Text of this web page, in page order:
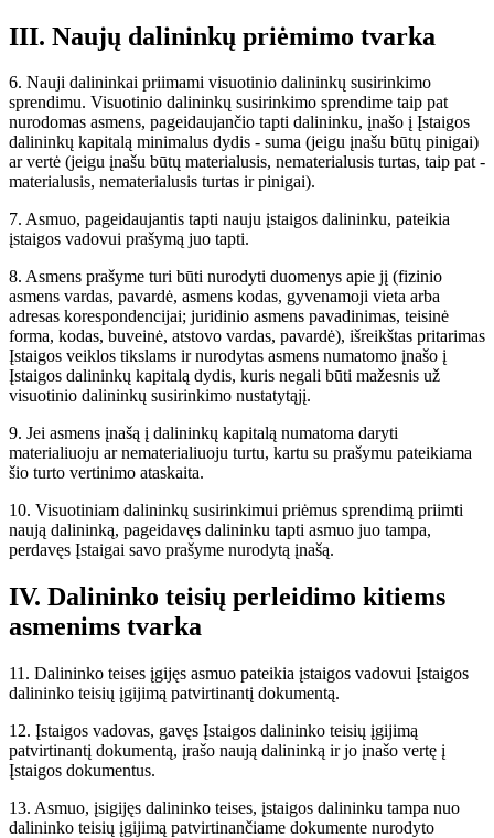
III. Naujų dalininkų priėmimo tvarka
6. Nauji dalininkai priimami visuotinio dalininkų susirinkimo
sprendimu. Visuotinio dalininkų susirinkimo sprendime taip pat
nurodomas asmens, pageidaujančio tapti dalininku, įnašo į Įstaigos
dalininkų kapitalą minimalus dydis - suma (jeigu įnašu būtų pinigai)
ar vertė (jeigu įnašu būtų materialusis, nematerialusis turtas, taip pat -
materialusis, nematerialusis turtas ir pinigai).
7. Asmuo, pageidaujantis tapti nauju įstaigos dalininku, pateikia
įstaigos vadovui prašymą juo tapti.
8. Asmens prašyme turi būti nurodyti duomenys apie jį (fizinio
asmens vardas, pavardė, asmens kodas, gyvenamoji vieta arba
adresas korespondencijai; juridinio asmens pavadinimas, teisinė
forma, kodas, buveinė, atstovo vardas, pavardė), išreikštas pritarimas
Įstaigos veiklos tikslams ir nurodytas asmens numatomo įnašo į
Įstaigos dalininkų kapitalą dydis, kuris negali būti mažesnis už
visuotinio dalininkų susirinkimo nustatytąjį.
9. Jei asmens įnašą į dalininkų kapitalą numatoma daryti
materialiuoju ar nematerialiuoju turtu, kartu su prašymu pateikiama
šio turto vertinimo ataskaita.
10. Visuotiniam dalininkų susirinkimui priėmus sprendimą priimti
naują dalininką, pageidavęs dalininku tapti asmuo juo tampa,
perdavęs Įstaigai savo prašyme nurodytą įnašą.
IV. Dalininko teisių perleidimo kitiems
asmenims tvarka
11. Dalininko teises įgijęs asmuo pateikia įstaigos vadovui Įstaigos
dalininko teisių įgijimą patvirtinantį dokumentą.
12. Įstaigos vadovas, gavęs Įstaigos dalininko teisių įgijimą
patvirtinantį dokumentą, įrašo naują dalininką ir jo įnašo vertę į
Įstaigos dokumentus.
13. Asmuo, įsigijęs dalininko teises, įstaigos dalininku tampa nuo
dalininko teisių įgijimą patvirtinančiame dokumente nurodyto